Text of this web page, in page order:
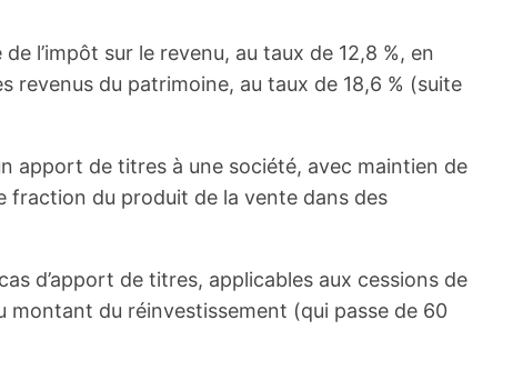
l’impôt sur le revenu, au taux de 12,8 %, en
revenus du patrimoine, au taux de 18,6 % (suite
apport de titres à une société, avec maintien de
fraction du produit de la vente dans des
d’apport de titres, applicables aux cessions de
montant du réinvestissement (qui passe de 60